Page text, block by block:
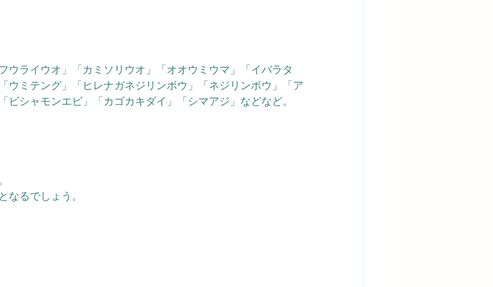
ウライウオ」「カミソリウオ」「オオウミウマ」「イバラタ
ウミテング」「ヒレナガネジリンボウ」「ネジリンボウ」「ア
ビシャモンエビ」「カゴカキダイ」「シマアジ」などなど。
なるでしょう。